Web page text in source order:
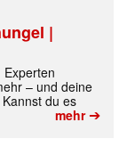
|
Experten
– und deine
du es
mehr➔